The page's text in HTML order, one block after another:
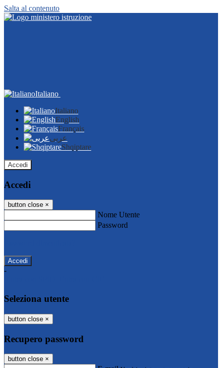
Salta al contenuto
Italiano
Italiano
English
Français
عربى
Shqiptare
Accedi
Accedi
button close ×
Nome Utente
Password
-
Seleziona utente
button close ×
Recupero password
button close ×